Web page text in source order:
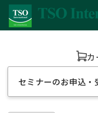
カ
セミナーのお申込・